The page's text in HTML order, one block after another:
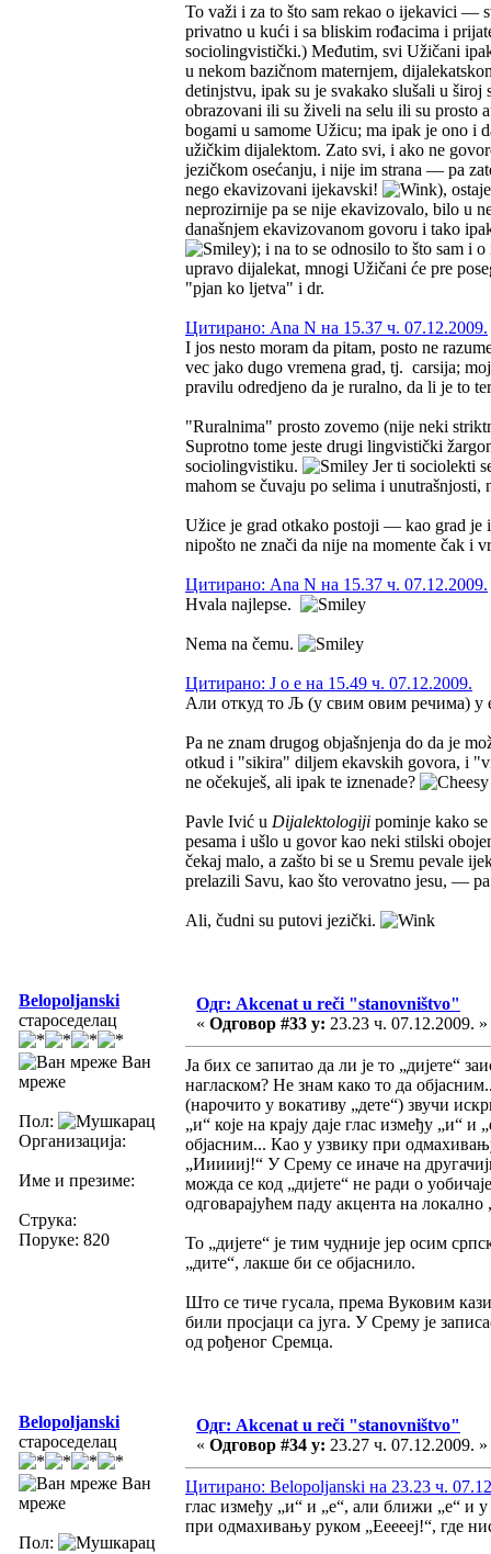
To važi i za to što sam rekao o ijekavici —
privatno u kući i sa bliskim rođacima i
sociolingvistički.) Međutim, svi Užičani
u nekom bazičnom maternjem,
detinjstvu, ipak su je svakako slušali u
obrazovani ili su živeli na selu ili su prosto
bogami u samome Užicu; ma ipak je ono i
užičkim dijalektom. Zato svi, i ako ne
jezičkom osećanju, i nije im strana — pa
nego ekavizovani ijekavski!
),
neprozirnije pa se nije ekavizovalo, bilo u
današnjem ekavizovanom govoru i tako
); i na to se odnosilo to što sam i
upravo dijalekat, mnogi Užičani će pre
"pjan ko ljetva" i dr.
Цитирано: Ana N на 15.37 ч. 07.12.2009.
I jos nesto moram da pitam, posto ne
vec jako dugo vremena grad, tj. carsija;
pravilu odredjeno da je ruralno, da li je to
"Ruralnima" prosto zovemo (nije neki
Suprotno tome jeste drugi lingvistički
sociolingvistiku.
Jer ti sociolekti
mahom se čuvaju po selima i unutrašnjosti,
Užice je grad otkako postoji — kao grad
nipošto ne znači da nije na momente čak i
Цитирано: Ana N на 15.37 ч. 07.12.2009.
Hvala najlepse.
Nema na čemu.
Цитирано: J o e на 15.49 ч. 07.12.2009.
Али откуд то Љ (у свим овим речима) у
Pa ne znam drugog objašnjenja do da je
otkud i "sikira" diljem ekavskih govora, i
ne očekuješ, ali ipak te iznenade?
Pavle Ivić u Dijalektologiji pominje kako
pesama i ušlo u govor kao neki stilski
čekaj malo, a zašto bi se u Sremu pevale
prelazili Savu, kao što verovatno jesu, —
Ali, čudni su putovi jezički.
Belopoljanski
староседелац
Ван
мреже
Пол:
Организација:
Име и презиме:
Струка:
Поруке: 820
Одг: Akcenat u reči "stanovništvo"
« Одговор #33 у: 23.23 ч. 07.12.2009. »
Ја бих се запитао да ли је то „дијете“
нагласком? Не знам како то да
(нарочито у вокативу „дете“) звучи
„и“ које на крају даје глас између „и“
објасним... Као у узвику при
„Иииииј!“ У Срему се иначе на
можда се код „дијете“ не ради о
одговарајућем паду акцента на локално
То „дијете“ је тим чудније јер осим
„дите“, лакше би се објаснило.
Што се тиче гусала, према Вуковим
били просјаци са југа. У Срему је
од рођеног Сремца.
Belopoljanski
староседелац
Ван
мреже
Пол:
Одг: Akcenat u reči "stanovništvo"
« Одговор #34 у: 23.27 ч. 07.12.2009. »
Цитирано: Belopoljanski на 23.23 ч.
глас између „и“ и „е“, али ближи „е“ и
при одмахивању руком „Еееееј!“, где